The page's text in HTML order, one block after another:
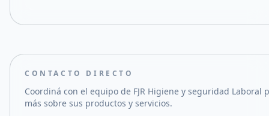
CONTACTO DIRECTO
Coordiná con el equipo de FJR Higiene y seguridad Laboral
más sobre sus productos y servicios.